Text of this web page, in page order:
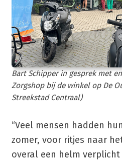
Bart Schipper in gesprek met
Zorgshop bij de winkel op De
Streekstad Centraal)
“Veel mensen hadden
zomer, voor ritjes naar
overal een helm